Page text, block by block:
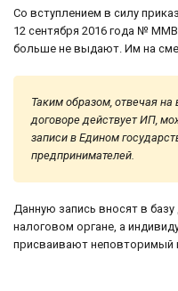
Со вступлением в силу
12 сентября 2016 года №
больше не выдают. Им на
Таким образом, отвечая на
договоре действует ИП,
записи в Едином
предпринимателей.
Данную запись вносят в
налоговом органе, а
присваивают неповторимый